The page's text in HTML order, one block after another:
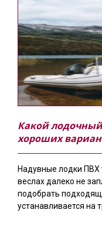
Какой
хороших
Надувные лодки ПВХ
веслах далеко не
подобрать
устанавливается на